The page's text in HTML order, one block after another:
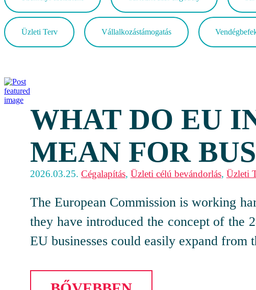
Üzleti Terv Vállalkozástámogatás
WHAT DO EU
MEAN FOR
2026.03.25. Cégalapítás, Üzleti célú bevándorlás, Üzleti
The European Commission is working
they have introduced the concept of the
EU businesses could easily expand